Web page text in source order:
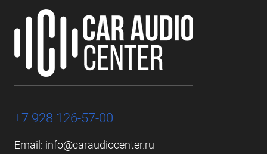
+7 928 126-57-00
Email: info@caraudiocenter.ru